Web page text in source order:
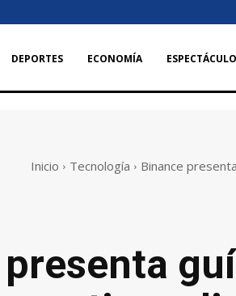
DEPORTES ECONOMÍA
Inicio Tecnología Binance